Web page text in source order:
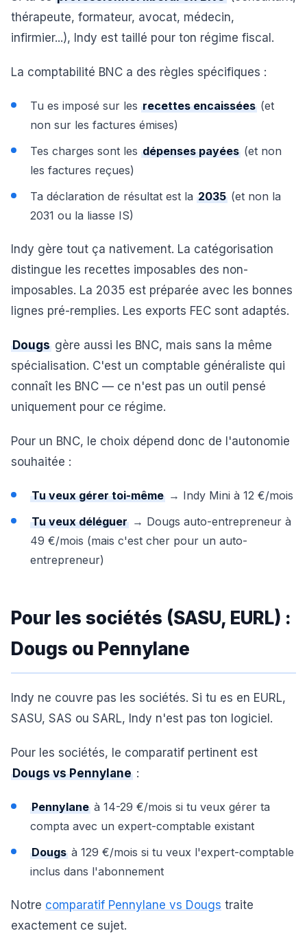
thérapeute, formateur, avocat, médecin,
infirmier...), Indy est taillé pour ton régime fiscal.
La comptabilité BNC a des règles spécifiques :
Tu es imposé sur les recettes encaissées (et
non sur les factures émises)
Tes charges sont les dépenses payées (et non
les factures reçues)
Ta déclaration de résultat est la 2035 (et non la
2031 ou la liasse IS)
Indy gère tout ça nativement. La catégorisation
distingue les recettes imposables des non-
imposables. La 2035 est préparée avec les bonnes
lignes pré-remplies. Les exports FEC sont adaptés.
Dougs gère aussi les BNC, mais sans la même
spécialisation. C'est un comptable généraliste qui
connaît les BNC — ce n'est pas un outil pensé
uniquement pour ce régime.
Pour un BNC, le choix dépend donc de l'autonomie
souhaitée :
Tu veux gérer toi-même → Indy Mini à 12 €/mois
Tu veux déléguer → Dougs auto-entrepreneur à
49 €/mois (mais c'est cher pour un auto-
entrepreneur)
Pour les sociétés (SASU, EURL) :
Dougs ou Pennylane
Indy ne couvre pas les sociétés. Si tu es en EURL,
SASU, SAS ou SARL, Indy n'est pas ton logiciel.
Pour les sociétés, le comparatif pertinent est
Dougs vs Pennylane :
Pennylane à 14-29 €/mois si tu veux gérer ta
compta avec un expert-comptable existant
Dougs à 129 €/mois si tu veux l'expert-comptable
inclus dans l'abonnement
Notre comparatif Pennylane vs Dougs traite
exactement ce sujet.